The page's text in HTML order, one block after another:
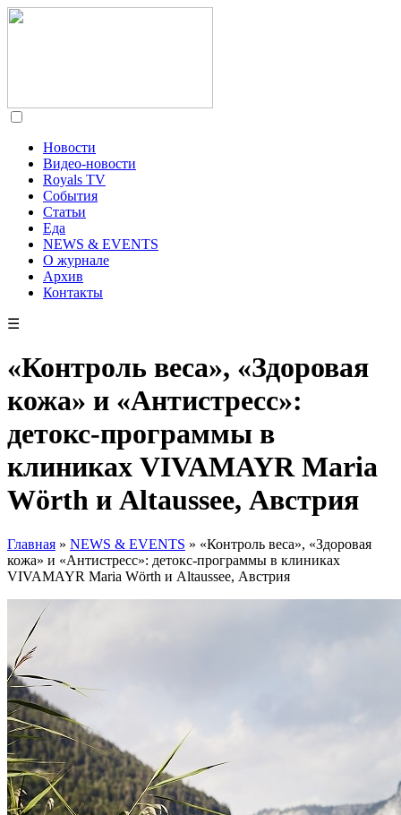
Новости
Видео-новости
Royals TV
События
Статьи
Еда
NEWS & EVENTS
О журнале
Архив
Контакты
☰
«Контроль веса», «Здоровая
кожа» и «Антистресс»:
детокс-программы в
клиниках VIVAMAYR Maria
Wörth и Altaussee, Австрия
Главная » NEWS & EVENTS » «Контроль веса», «Здоровая
кожа» и «Антистресс»: детокс-программы в клиниках
VIVAMAYR Maria Wörth и Altaussee, Австрия